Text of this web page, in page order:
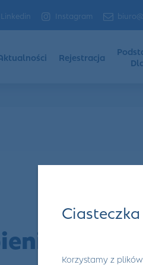
Linkedin Instagram
Rejestracja
dla
Korzystamy z